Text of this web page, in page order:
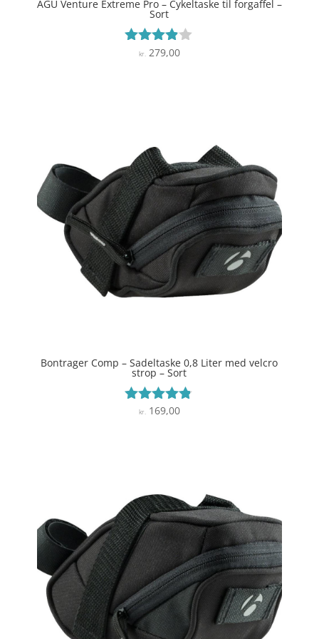
AGU Venture Extreme Pro – Cykeltaske til forgaffel –
Sort
Vurderet
kr. 279,00
Bontrager Comp – Sadeltaske 0,8 Liter med velcro
strop – Sort
Vurderet
kr.169,00